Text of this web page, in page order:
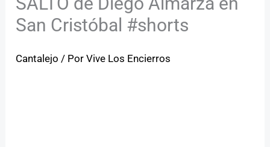
San Cristóbal #shorts
Cantalejo / PorVive Los Encierros